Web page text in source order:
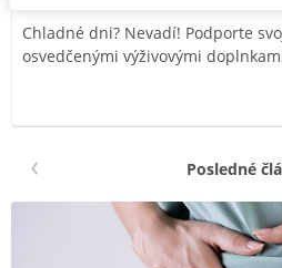
Chladné dni? Nevadí! Podporte
osvedčenými výživovými
Posledné